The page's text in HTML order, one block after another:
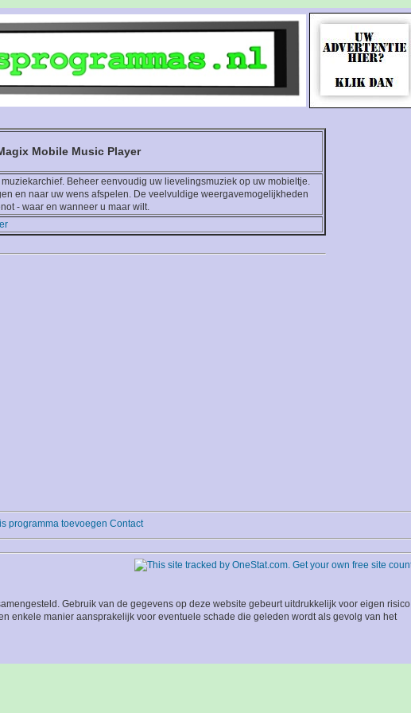
Mobile Music Player
Beheer eenvoudig uw lievelingsmuziek op uw mobieltje.
en naar uw wens afspelen. De veelvuldige weergavemogelijkheden
- waar en wanneer u maar wilt.
programma toevoegen Contact
Gebruik van de gegevens op deze website gebeurt uitdrukkelijk voor eigen risico
enkele manier aansprakelijk voor eventuele schade die geleden wordt als gevolg van het